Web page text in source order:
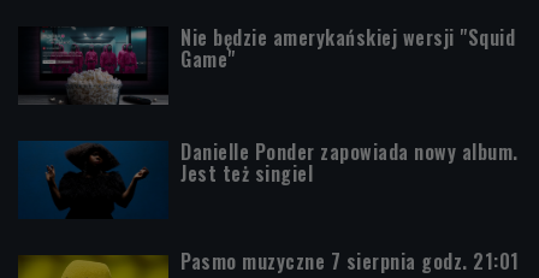
Nie będzie amerykańskiej wersji "Squid
Game"
Danielle Ponder zapowiada nowy album.
Jest też singiel
Pasmo muzyczne 7 sierpnia godz. 21:01